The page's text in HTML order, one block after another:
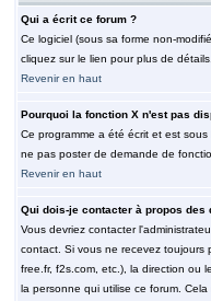
Qui a écrit ce forum ?
Ce logiciel (sous sa forme non-
cliquez sur le lien pour plus de détails.
Revenir en haut
Pourquoi la fonction X n'est pas
Ce programme a été écrit et est
ne pas poster de demande de
Revenir en haut
Qui dois-je contacter à propos
Vous devriez contacter
contact. Si vous ne recevez toujours
free.fr, f2s.com, etc.), la direction ou
la personne qui utilise ce forum.